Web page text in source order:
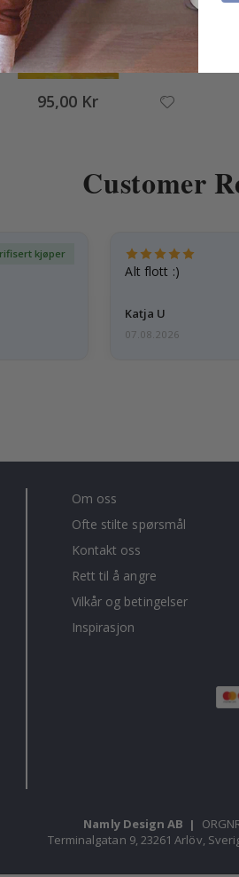
95,00 Kr
Customer
kjøper
Alt flott :)
Katja U
07.08.2026
Om oss
Ofte stilte spørsmål
Kontakt oss
Rett til å angre
Vilkår og betingelser
Inspirasjon
Namly Design AB |
Terminalgatan 9, 23261 Arlöv,